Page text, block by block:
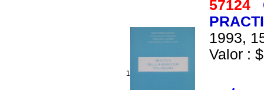
1
57124
1993,
Valor :